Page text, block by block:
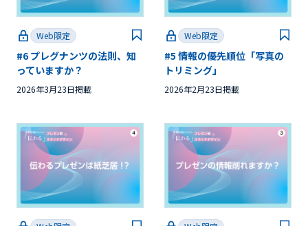
Web限定
#6 プレグナンツの法則、知
っていますか？
2026年3月23日掲載
Web限定
#5 情報の優先順位「写真の
トリミング」
2026年2月23日掲載